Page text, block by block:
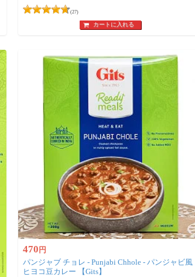
(27)
カートに入れる
470円
パンジャブ チョレ - Punjabi Chhole - パンジャビ風
ヒヨコ豆カレー 【Gits】